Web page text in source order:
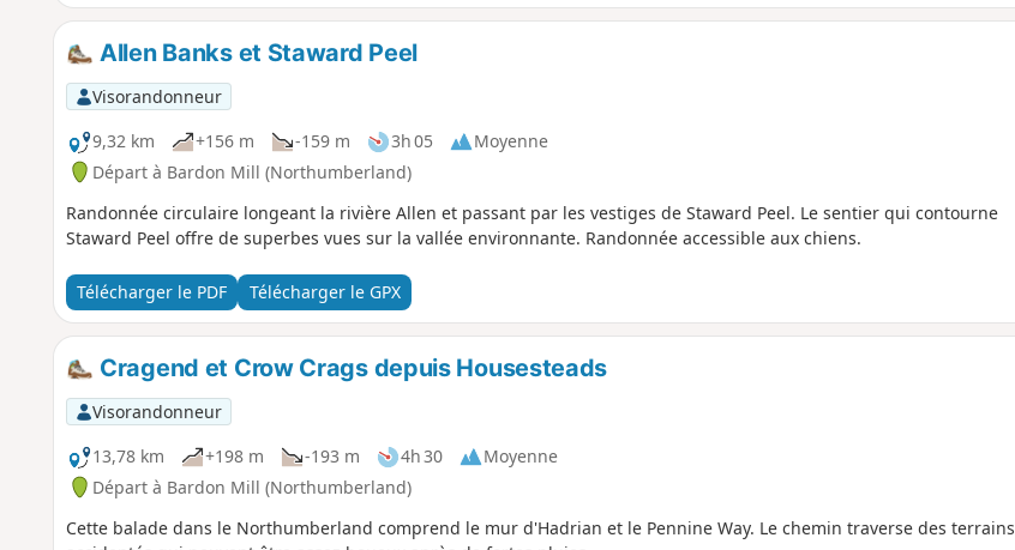
Allen Banks et Staward Peel
Visorandonneur
9,32 km
+156 m -159 m 3h 05
Moyenne
Départ à Bardon Mill (Northumberland)
Randonnée circulaire longeant la rivière Allen et passant par les vestiges de Staward Peel. Le sentier qui contourne
Staward Peel offre de superbes vues sur la vallée environnante. Randonnée accessible aux chiens.
Télécharger le PDF Télécharger le GPX
Cragend et Crow Crags depuis Housesteads
Visorandonneur
13,78 km
+198 m -193 m 4h 30
Moyenne
Départ à Bardon Mill (Northumberland)
Cette balade dans le Northumberland comprend le mur d'Hadrian et le Pennine Way. Le chemin traverse des terrains